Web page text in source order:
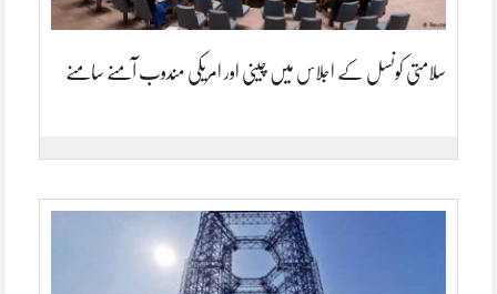
سلامتی کونسل کے اجلاس میں چینی اور امریکی مندوب آمنے سامنے